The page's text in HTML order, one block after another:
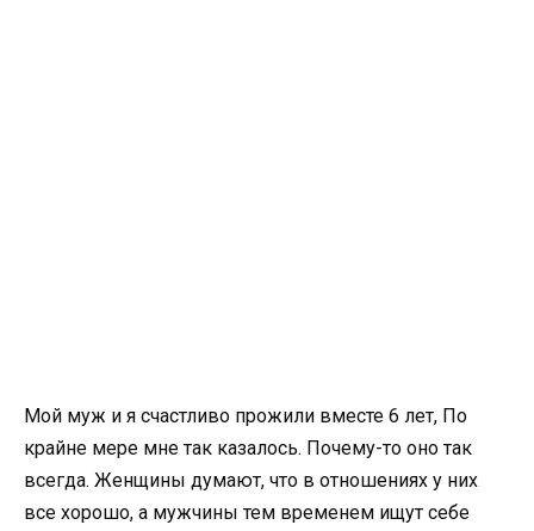
Мой муж и я счастливо прожили вместе 6 лет, По
крайне мере мне так казалось. Почему-то оно так
всегда. Женщины думают, что в отношениях у них
все хорошо, а мужчины тем временем ищут себе